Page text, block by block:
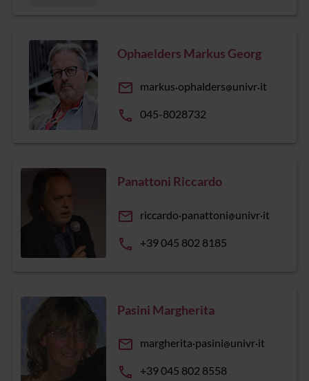
Ophaelders Markus Georg
email markus ophalders univr it
phone 045-8028732
Panattoni Riccardo
email riccardo panattoni univr it
phone +39 045 802 8185
Pasini Margherita
email margherita pasini univr it
phone +39 045 802 8558